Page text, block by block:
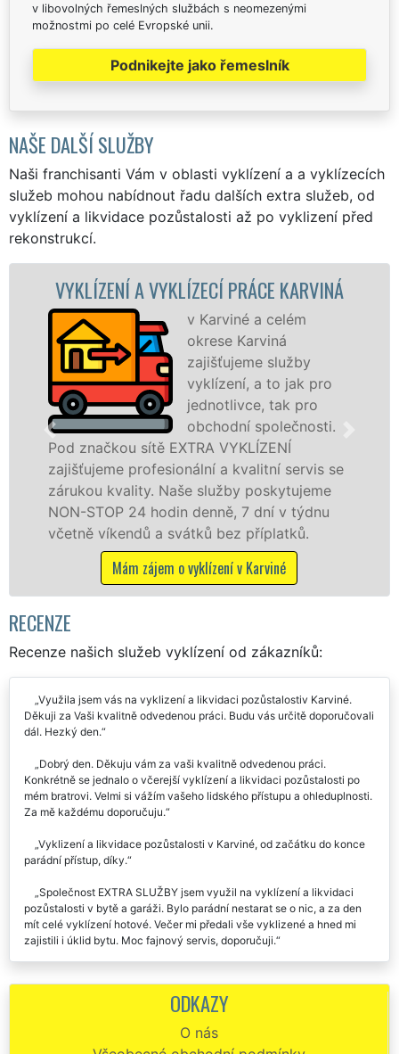
v libovolných řemeslných službách s neomezenými
možnostmi po celé Evropské unii.
Podnikejte jako řemeslník
NAŠE DALŠÍ SLUŽBY
Naši franchisanti Vám v oblasti vyklízení a a vyklízecích
služeb mohou nabídnout řadu dalších extra služeb, od
vyklízení a likvidace pozůstalosti až po vyklizení před
rekonstrukcí.
A VYKLÍZECÍ PRÁCE KARVINÁ
v Karviné a celém
okrese Karviná
zajišťujeme služby
vyklízení, a to jak pro
jednotlivce, tak pro
obchodní společnosti.
sítě EXTRA VYKLÍZENÍ
profesionální a kvalitní servis se
Naše služby poskytujeme
24 hodin denně, 7 dní v týdnu
a svátků bez příplatků.
zájem o vyklízení v Karviné
jak
zárukou
STOP bez
RECENZE
Recenze našich služeb vyklízení od zákazníků:
Využila jsem vás na vyklizení a likvidaci pozůstalostiv Karviné.
Děkuji za Vaši kvalitně odvedenou práci. Budu vás určitě doporučovali
dál. Hezký den.
Dobrý den. Děkuju vám za vaši kvalitně odvedenou práci.
Konkrétně se jednalo o včerejší vyklízení a likvidaci pozůstalosti po
mém bratrovi. Velmi si vážím vašeho lidského přístupu a ohleduplnosti.
Za mě každému doporučuju.
Vyklizení a likvidace pozůstalosti v Karviné, od začátku do konce
parádní přístup, díky.
Společnost EXTRA SLUŽBY jsem využil na vyklízení a likvidaci
pozůstalosti v bytě a garáži. Bylo parádní nestarat se o nic, a za den
mít celé vyklízení hotové. Večer mi předali vše vyklizené a hned mi
zajistili i úklid bytu. Moc fajnový servis, doporučuji.
Karviné se mi postarala tato firma. Komunikace s nima byla na
jedničku. Jejich práce taktéž za jedna. Vytkl by jsem jim pouze to, že
ODKAZY
O nás